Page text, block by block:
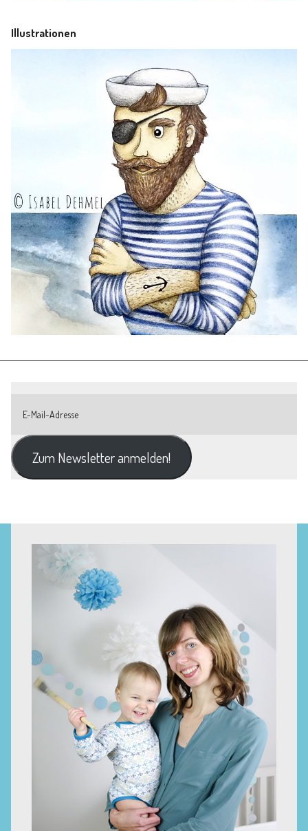
Illustrationen
Zum Newsletter anmelden!